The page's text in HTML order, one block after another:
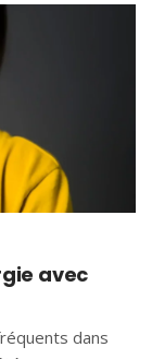
avec
dans